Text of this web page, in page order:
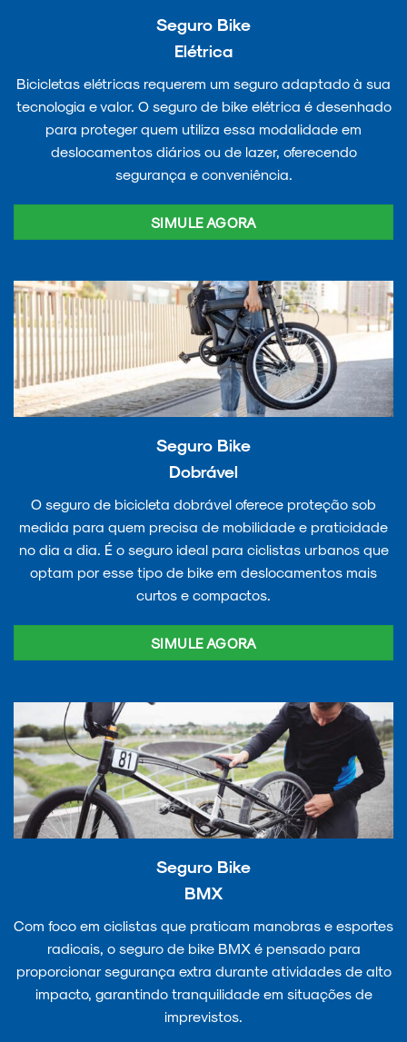
Seguro Bike
Elétrica
Bicicletas elétricas requerem um seguro adaptado à sua
tecnologia e valor. O seguro de bike elétrica é desenhado
para proteger quem utiliza essa modalidade em
deslocamentos diários ou de lazer, oferecendo
segurança e conveniência.
SIMULE AGORA
Seguro Bike
Dobrável
O seguro de bicicleta dobrável oferece proteção sob
medida para quem precisa de mobilidade e praticidade
no dia a dia. É o seguro ideal para ciclistas urbanos que
optam por esse tipo de bike em deslocamentos mais
curtos e compactos.
SIMULE AGORA
Seguro Bike
BMX
Com foco em ciclistas que praticam manobras e esportes
radicais, o seguro de bike BMX é pensado para
proporcionar segurança extra durante atividades de alto
impacto, garantindo tranquilidade em situações de
imprevistos.